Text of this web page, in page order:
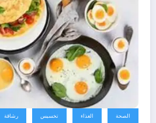
الصحة الغذاء تخسيس رشاقة